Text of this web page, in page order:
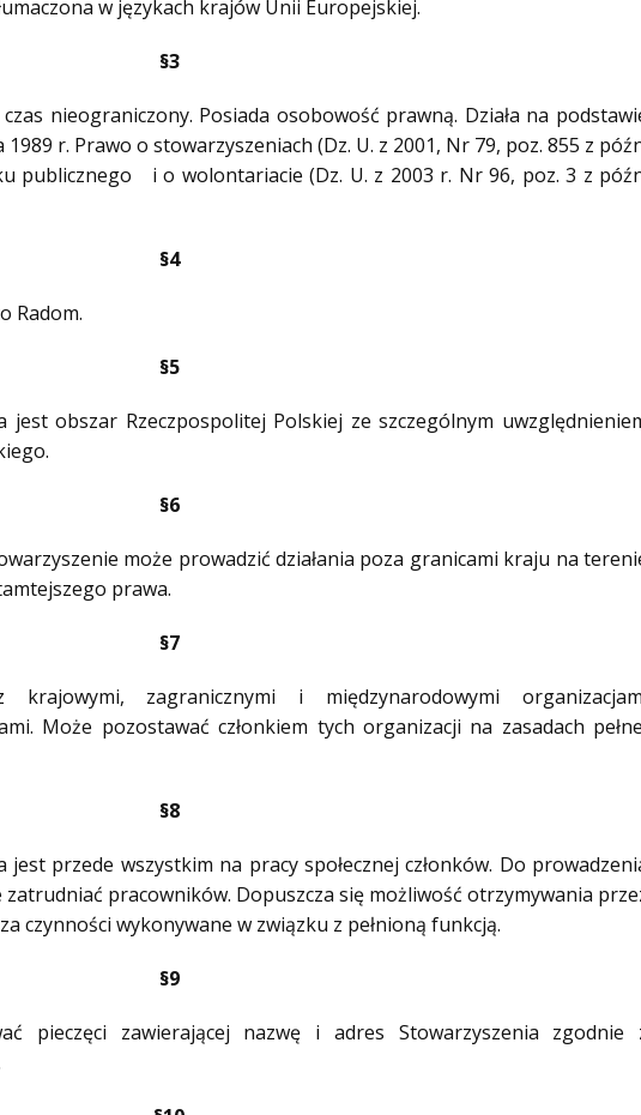
w językach krajów Unii Europejskiej.
§3
nieograniczony. Posiada osobowość prawną. Działa na
r. Prawo o stowarzyszeniach (Dz. U. z 2001, Nr 79, poz. 855 z
publicznego i o wolontariacie (Dz. U. z 2003 r. Nr 96, poz. 3 z
§4
Radom.
§5
jest obszar Rzeczpospolitej Polskiej ze szczególnym
§6
może prowadzić działania poza granicami kraju na
prawa.
§7
krajowymi, zagranicznymi i międzynarodowymi
Może pozostawać członkiem tych organizacji na zasadach
§8
jest przede wszystkim na pracy społecznej członków. Do
pracowników. Dopuszcza się możliwość otrzymywania
czynności wykonywane w związku z pełnioną funkcją.
§9
pieczęci zawierającej nazwę i adres Stowarzyszenia zgodnie